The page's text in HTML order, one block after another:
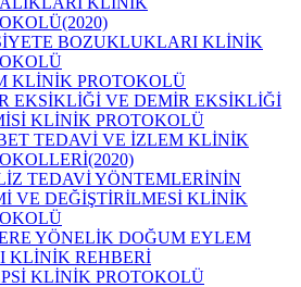
BOZUKLUKLARI KLİNİK
KLİNİK PROTOKOLÜ
EKSİKLİĞİ VE DEMİR EKSİKLİĞİ
KLİNİK PROTOKOLÜ
TEDAVİ VE İZLEM KLİNİK
TEDAVİ YÖNTEMLERİNİN
VE DEĞİŞTİRİLMESİ KLİNİK
YÖNELİK DOĞUM EYLEM
KLİNİK REHBERİ
KLİNİK PROTOKOLÜ